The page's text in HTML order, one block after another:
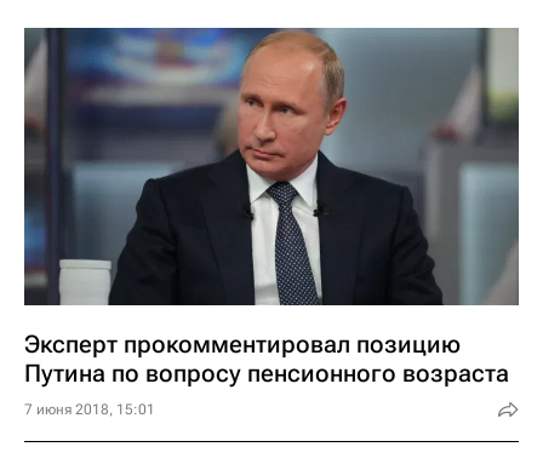
Эксперт прокомментировал позицию
Путина по вопросу пенсионного возраста
7 июня 2018, 15:01